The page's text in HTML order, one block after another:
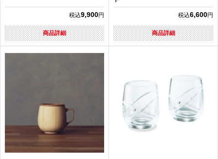
税込9,900円
商品詳細
税込6,600円
商品詳細